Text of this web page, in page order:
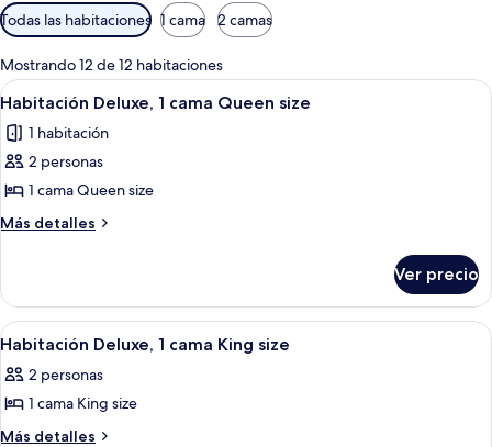
Filtros
disponibles
para
las
habitaciones
Todas las habitaciones 1 cama 2 camas
Mostrando 12 de 12 habitaciones
Abrir
todas
las
fotos
de
Habitación
cama
Queen
size
Habitación de hotel con una cama
2
Habitación Deluxe, 1 cama Queen size
1 habitación
2 personas
1 cama Queen size
Más detalles
Más
Deluxe,
cama
size
Ver precio
Abrir
todas
las
fotos
de
Una habitación de hotel con una
1
Habitación Deluxe, 1 cama King size
2 personas
1 cama King size
Más detalles
Más